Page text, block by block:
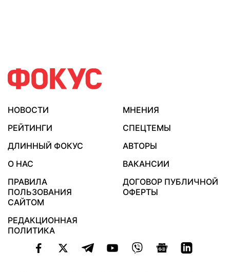
НОВОСТИ
МНЕНИЯ
РЕЙТИНГИ
СПЕЦТЕМЫ
ДЛИННЫЙ ФОКУС
АВТОРЫ
О НАС
ВАКАНСИИ
ПРАВИЛА
ПОЛЬЗОВАНИЯ
САЙТОМ
ДОГОВОР ПУБЛИЧНОЙ
ОФЕРТЫ
РЕДАКЦИОННАЯ
ПОЛИТИКА